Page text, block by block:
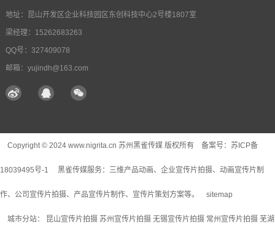
地址：昆山开发区企业科技园区东创科技中心2号楼1807室
梁经理：15262683263
QQ号：327409078
邮箱：yujindh@163.com
Copyright © 2024 www.nigrita.cn 苏州黑雀传媒 版权所有 备案号： 苏ICP备
18039495号-1 黑雀传媒服务： 三维产品动画、企业宣传片拍摄、动画宣传片制
作、公司宣传片拍摄、产品宣传片制作、宣传片策划方案等。 sitemap
城市分站： 昆山宣传片拍摄 苏州宣传片拍摄 无锡宣传片拍摄 常州宣传片拍摄 芜湖